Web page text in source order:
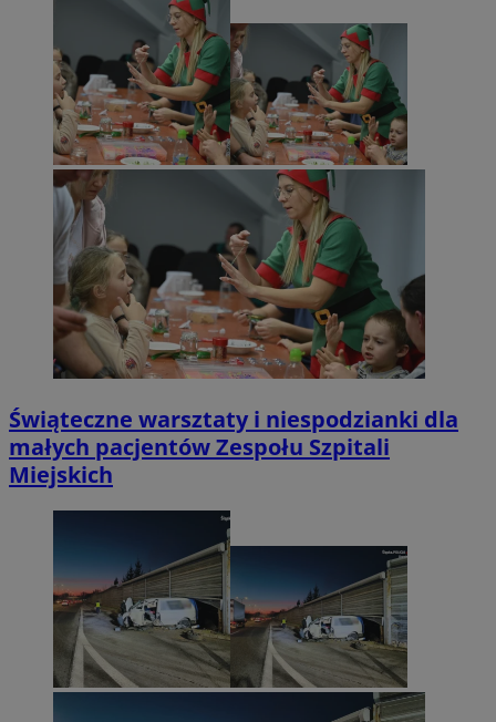
Świąteczne warsztaty i niespodzianki dla
małych pacjentów Zespołu Szpitali
Miejskich